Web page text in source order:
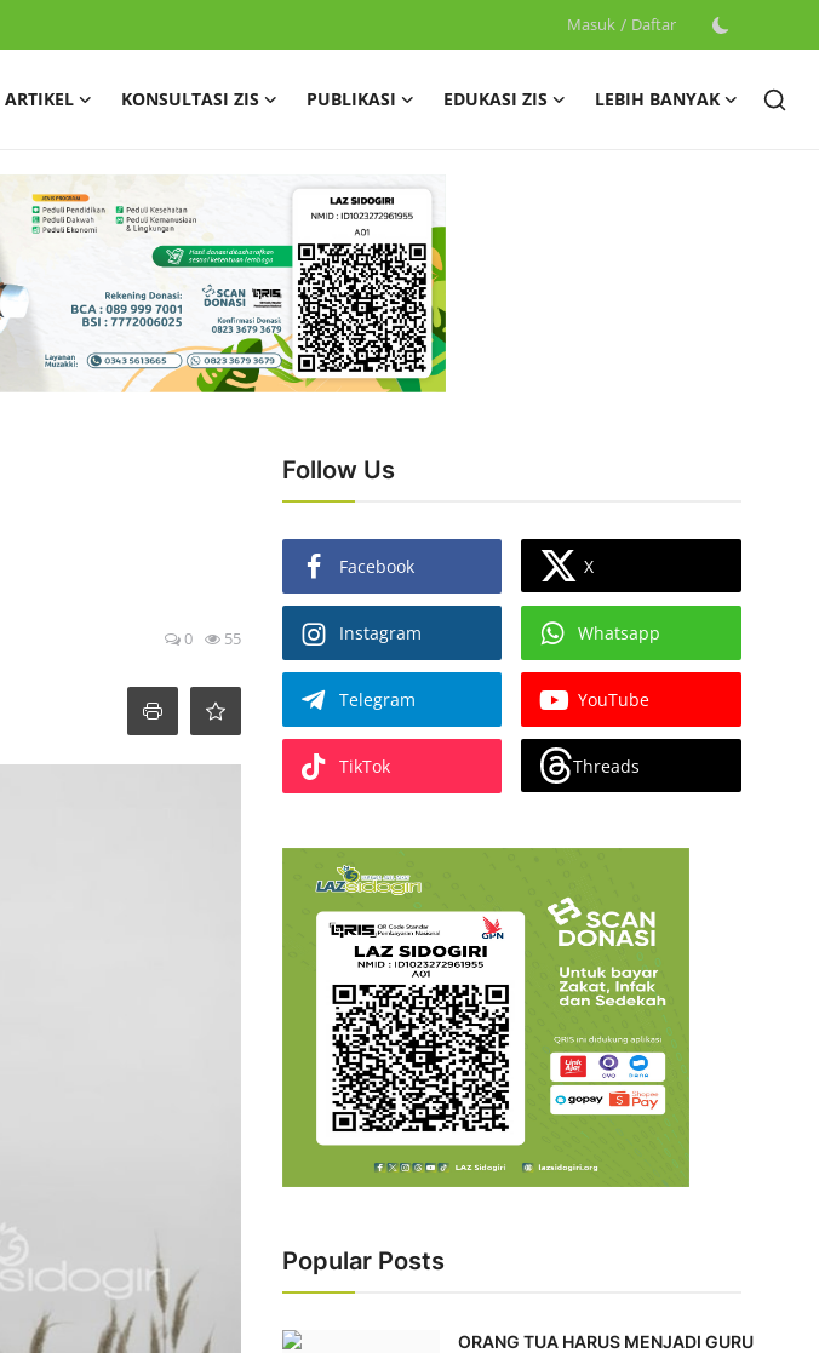
Masuk / Daftar
ARTIKEL KONSULTASI ZIS PUBLIKASI EDUKASI ZIS
LEBIH BANYAK
0 55
Follow Us
Facebook X
Instagram Whatsapp
Telegram YouTube
TikTok Threads
Popular Posts
ORANG TUA HARUS MENJADI GURU